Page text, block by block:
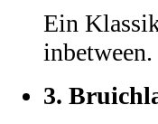
Ein
3.